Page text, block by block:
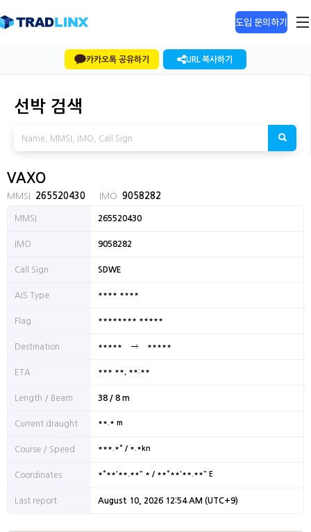
도입 문의하기
카카오톡 공유하기 URL 복사하기
선박 검색
VAXO
MMSI 265520430 IMO 9058282
MMSI 265520430
IMO 9058282
Call Sign SDWE
AIS Type **** ****
Flag ******** *****
Destination ***** *****
ETA *** **, **:**
Length / Beam 38 / 8 m
Current draught **.* m
Course / Speed ***.*° / *.*kn
Coordinates *°**'**.**" * / **°**'**.**" E
Last report August 10, 2026 12:54 AM (UTC+9)